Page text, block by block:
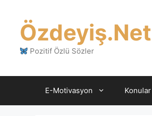
Özdeyiş.Net
Pozitif Özlü Sözler
E-Motivasyon